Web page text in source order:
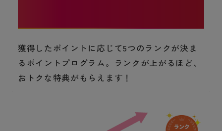
獲得したポイントに応じて5つのランクが決ま
るポイントプログラム。ランクが上がるほど、
おトクな特典がもらえます！